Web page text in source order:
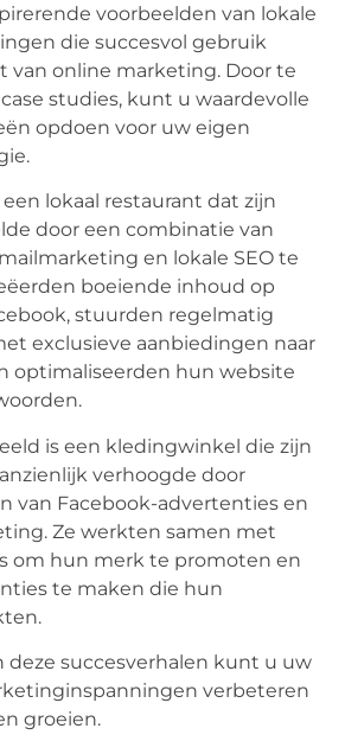
voorbeelden van lokale
die succesvol gebruik
van online marketing. Door te
studies, kunt u waardevolle
opdoen voor uw eigen
lokaal restaurant dat zijn
door een combinatie van
en lokale SEO te
boeiende inhoud op
stuurden regelmatig
exclusieve aanbiedingen naar
optimaliseerden hun website
is een kledingwinkel die zijn
verhoogde door
van Facebook-advertenties en
Ze werkten samen met
om hun merk te promoten en
te maken die hun
deze succesverhalen kunt u uw
verbeteren
groeien.